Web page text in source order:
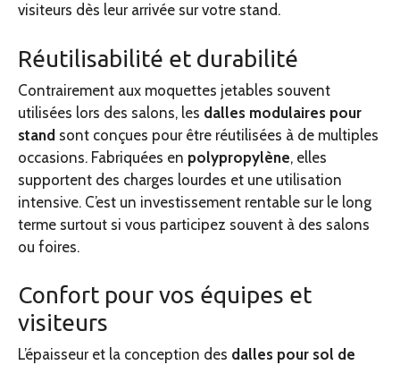
visiteurs dès leur arrivée sur votre stand.
Réutilisabilité et durabilité
Contrairement aux moquettes jetables souvent
utilisées lors des salons, les dalles modulaires pour
stand sont conçues pour être réutilisées à de multiples
occasions. Fabriquées en polypropylène, elles
supportent des charges lourdes et une utilisation
intensive. C’est un investissement rentable sur le long
terme surtout si vous participez souvent à des salons
ou foires.
Confort pour vos équipes et
visiteurs
L’épaisseur et la conception des dalles pour sol de